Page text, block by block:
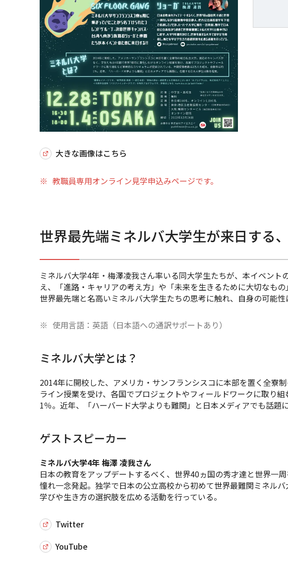
大きな画像はこちら
※ 教職員専用オンライン見学申込みページです。
世界最先端ミネルバ大学生が来日する
ミネルバ大学4年・梅澤凌我さん率いる同大学生たちが、本イベン
え、「進路・キャリアの考え方」や「未来を生きるために大切なもの
世界最先端と名高いミネルバ大学生たちの思考に触れ、自身の可能
※ 使用言語：英語（日本語への通訳サポートあり）
ミネルバ大学とは？
2014年に開校した、アメリカ・サンフランシスコに本部を置く全寮
ライン授業を受け、各国でプロジェクトやフィールドワークに取り
1％。近年、「ハーバード大学よりも難関」と日本メディアでも話題
ゲストスピーカー
ミネルバ大学4年 梅澤 凌我さん
日本の教育をアップデートするべく、世界40ヵ国の秀才達と世界一
憧れ一念発起。独学で日本の公立高校から初めて世界最難関ミネル
学びや生き方の選択肢を広める活動を行っている。
Twitter
YouTube